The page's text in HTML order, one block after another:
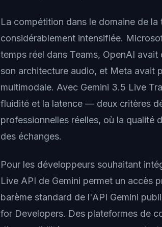
La compétition dans le domaine de
considérablement intensifiée.
temps réel dans Teams, OpenAI
son architecture audio, et Meta avait
multimodale. Avec Gemini 3.5 Live
fluidité et la latence — deux critères
professionnelles réelles, où la qualité
des échanges.
Pour les développeurs souhaitant
Live API de Gemini permet un accès
barème standard de l'API Gemini
for Developers. Des plateformes de